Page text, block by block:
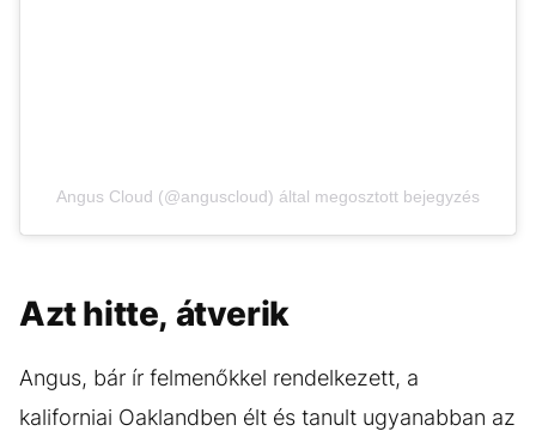
Angus Cloud (@anguscloud) által megosztott bejegyzés
Azt hitte, átverik
Angus, bár ír felmenőkkel rendelkezett, a
kaliforniai Oaklandben élt és tanult ugyanabban az